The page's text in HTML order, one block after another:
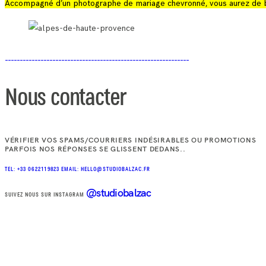
Accompagné d’un photographe de mariage chevronné, vous aurez
Nous contacter
VÉRIFIER VOS SPAMS/COURRIERS INDÉSIRABLES OU PROMOTIONS
PARFOIS NOS RÉPONSES SE GLISSENT DEDANS..
TEL: +33 0622119823 EMAIL: HELLO@STUDIOBALZAC.FR
SUIVEZ NOUS SUR INSTAGRAM @studiobalzac